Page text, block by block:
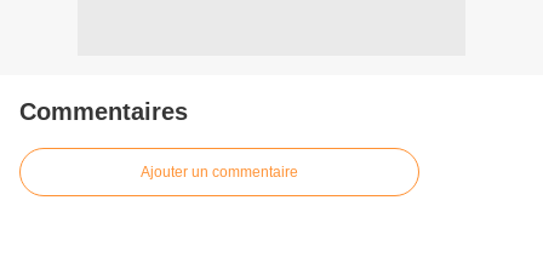
Commentaires
Ajouter un commentaire